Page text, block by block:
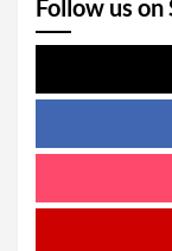
Follow us